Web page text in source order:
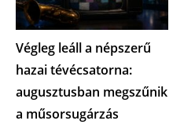
Végleg leáll a népszerű
hazai tévécsatorna:
augusztusban megszűnik
a műsorsugárzás